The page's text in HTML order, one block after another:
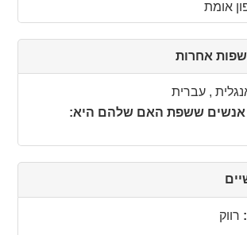
אומת
אחרות
to
collapse, עברית
אנשים ששפת האם שלהם היא:
to
collapse
contents
רווק